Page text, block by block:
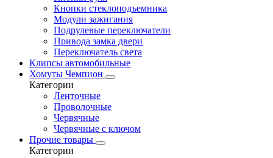
Кнопки стеклоподъемника
Модули зажигания
Подрулевые переключатели
Привода замка двери
Переключатель света
Клипсы автомобильные
Хомуты Чемпион
Категории
Ленточные
Проволочные
Червячные
Червячные с ключом
Прочие товары
Категории